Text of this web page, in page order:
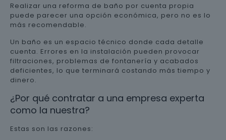
Realizar una reforma de baño por cuenta propia
puede parecer una opción económica, pero no es lo
más recomendable.
Un baño es un espacio técnico donde cada detalle
cuenta. Errores en la instalación pueden provocar
filtraciones, problemas de fontanería y acabados
deficientes, lo que terminará costando más tiempo y
dinero.
¿Por qué contratar a una empresa experta
como la nuestra?
Estas son las razones: